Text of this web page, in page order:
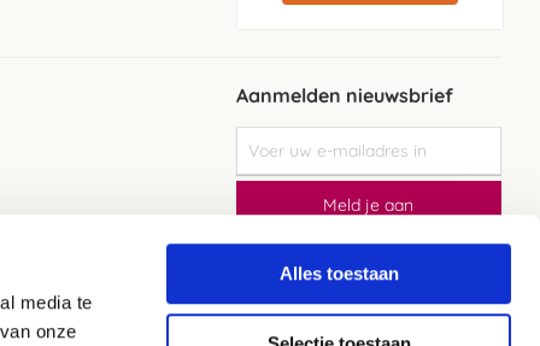
media te
onze
Alles toestaan
Aanmelden nieuwsbrief
op
onze
Meld je aan
nieuws in je eigen mailbox